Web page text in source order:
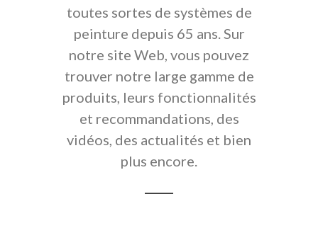
toutes sortes de systèmes de
peinture depuis 65 ans. Sur
notre site Web, vous pouvez
trouver notre large gamme de
produits, leurs fonctionnalités
et recommandations, des
vidéos, des actualités et bien
plus encore.